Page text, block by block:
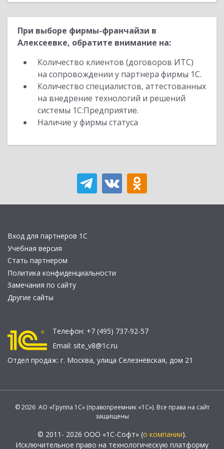
При выборе фирмы-франчайзи в
Алексеевке, обратите внимание на:
Количество клиентов (договоров ИТС)
на сопровождении у партнера фирмы 1С.
Количество специалистов, аттестованных
на внедрение технологий и решений
системы 1С:Предприятие.
Наличие у фирмы статуса
Вход для партнеров 1С
Учебная версия
Стать партнером
Политика конфиденциальности
Замечания по сайту
Другие сайты
Телефон: +7 (495) 737-92-57
Email: site_v8@1c.ru
Отдел продаж: г. Москва, улица Селезнёвская, дом 21
© 2026 АО «Группа 1С» (правопреемник «1С»). Все права на сайт
защищены
© 2011- 2026 ООО «1С-Софт» (о компании).
Исключительное право на технологическую платформу